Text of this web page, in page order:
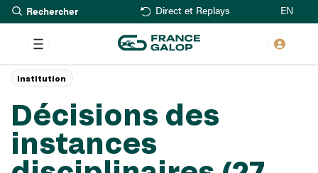
Aller
au
contenu
principal
Rechercher Direct et Replays EN
Décisions des
instances
Institution